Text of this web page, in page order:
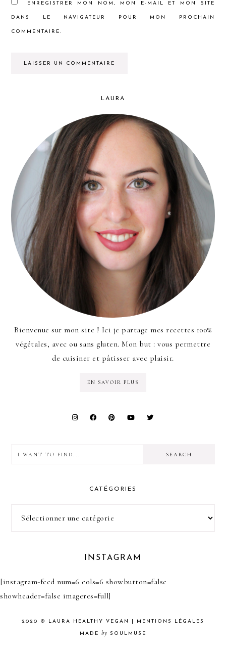
ENREGISTRER MON NOM, MON E-MAIL ET MON SITE
DANS LE NAVIGATEUR POUR MON PROCHAIN
COMMENTAIRE.
SIDEBAR
LAURA
Bienvenue sur mon site ! Ici je partage mes recettes 100%
végétales, avec ou sans gluten. Mon but : vous permettre
de cuisiner et pâtisser avec plaisir.
EN SAVOIR PLUS
find...
CATÉGORIES
INSTAGRAM
[instagram-feed num=6 cols=6 showbutton=false
showheader=false imageres=full]
2020 © LAURA HEALTHY VEGAN MENTIONS LÉGALES
MADE by SOULMUSE